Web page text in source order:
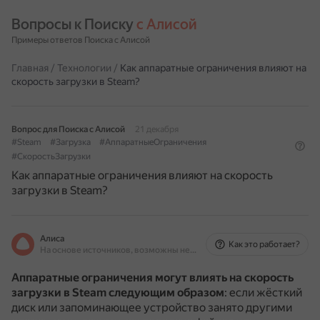
Вопросы к Поиску с Алисой
Примеры ответов Поиска с Алисой
Главная / Технологии / Как аппаратные ограничения влияют на
скорость загрузки в Steam?
Вопрос для Поиска с Алисой
21 декабря
#Steam
#Загрузка
#АппаратныеОграничения
#СкоростьЗагрузки
Как аппаратные ограничения влияют на скорость
загрузки в Steam?
Алиса
На основе источников, возможны неточности
Как это работает?
Аппаратные ограничения могут влиять на скорость
загрузки в Steam следующим образом: если жёсткий
диск или запоминающее устройство занято другими